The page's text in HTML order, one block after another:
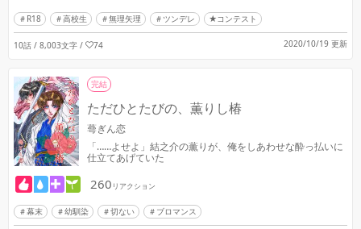
R18 高校生 無理矢理 ツンデレ ★コンテスト
10話 / 8,003文字 / 74 2020/10/19 更新
完結
ただひとたびの、薫りし椿
蕚ぎん恋
「……よせよ」結之介の薫りが、俺をしあわせな酔っ払いに
仕立てあげていた
260 リアクション
幕末 幼馴染 切ない ブロマンス